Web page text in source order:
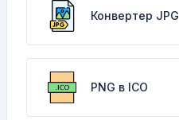
Конвертер JPG
PNG в ICO